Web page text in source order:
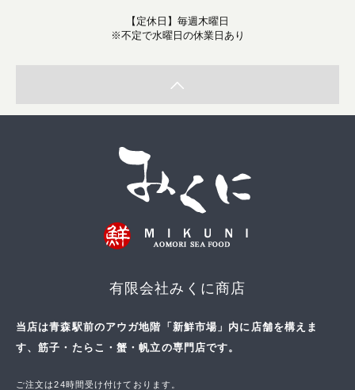
【定休日】毎週木曜日
※不定で水曜日の休業日あり
有限会社みくに商店
当店は青森駅前のアウガ地階「新鮮市場」内に店舗を構えま
す、筋子・たらこ・蟹・帆立の専門店です。
ご注文は24時間受け付けております。